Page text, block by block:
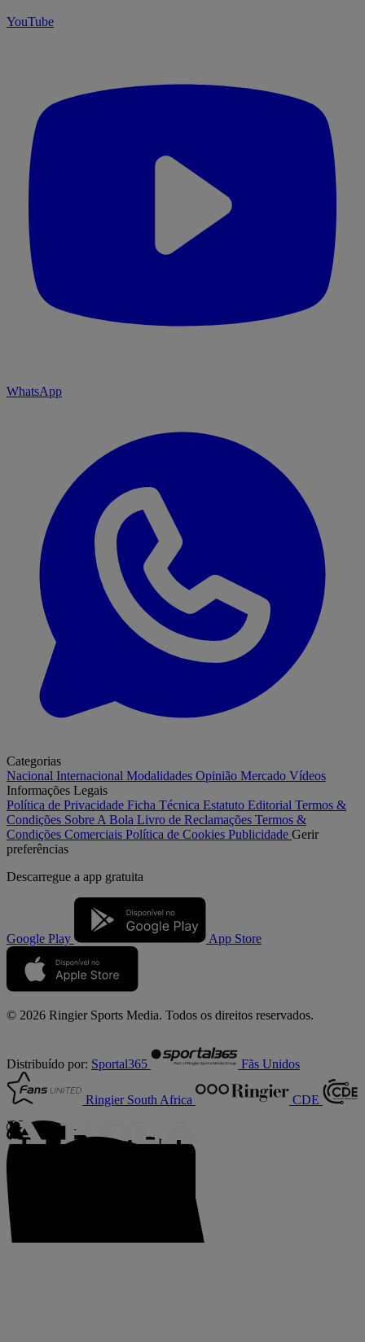
YouTube
WhatsApp
Categorias
Nacional Internacional Modalidades Opinião Mercado Vídeos
Informações Legais
Política de Privacidade Ficha Técnica Estatuto Editorial Termos &
Condições Sobre A Bola Livro de Reclamações Termos &
Condições Comerciais Política de Cookies Publicidade Gerir
preferências
Descarregue a app gratuita
Google Play App Store
© 2026 Ringier Sports Media. Todos os direitos reservados.
Distribuído por: Sportal365 Fãs Unidos
Ringier South Africa CDE